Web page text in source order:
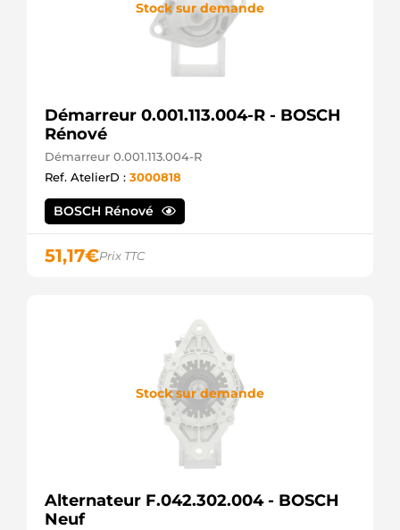
Stock sur demande
Démarreur 0.001.113.004-R - BOSCH
Rénové
Démarreur 0.001.113.004-R
Ref. AtelierD : 3000818
BOSCH Rénové
51,17€Prix TTC
Stock sur demande
Alternateur F.042.302.004 - BOSCH
Neuf